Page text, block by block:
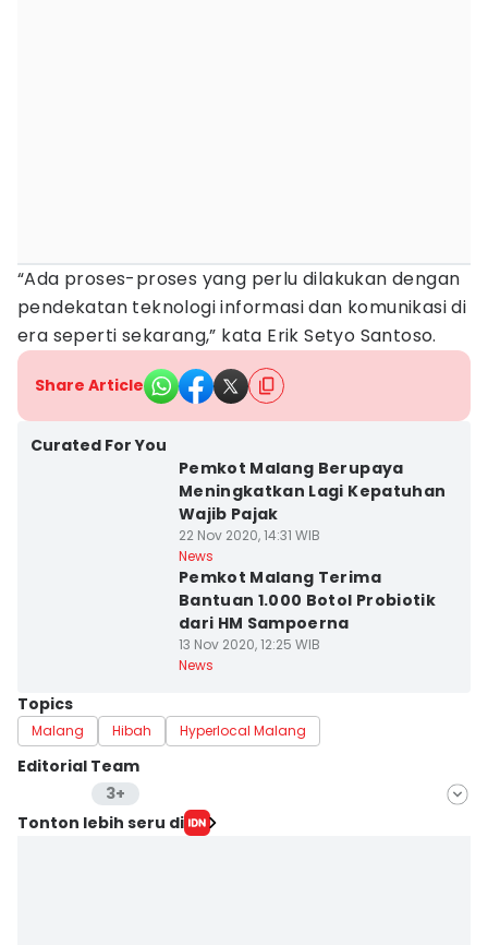
“Ada proses-proses yang perlu dilakukan dengan
pendekatan teknologi informasi dan komunikasi di
era seperti sekarang,” kata Erik Setyo Santoso.
Share Article
Curated For You
Pemkot Malang Berupaya
Meningkatkan Lagi Kepatuhan
Wajib Pajak
22 Nov 2020, 14:31 WIB
News
Pemkot Malang Terima
Bantuan 1.000 Botol Probiotik
dari HM Sampoerna
13 Nov 2020, 12:25 WIB
News
Topics
Malang Hibah Hyperlocal Malang
Editorial Team
3+
Editor
Tonton lebih seru di